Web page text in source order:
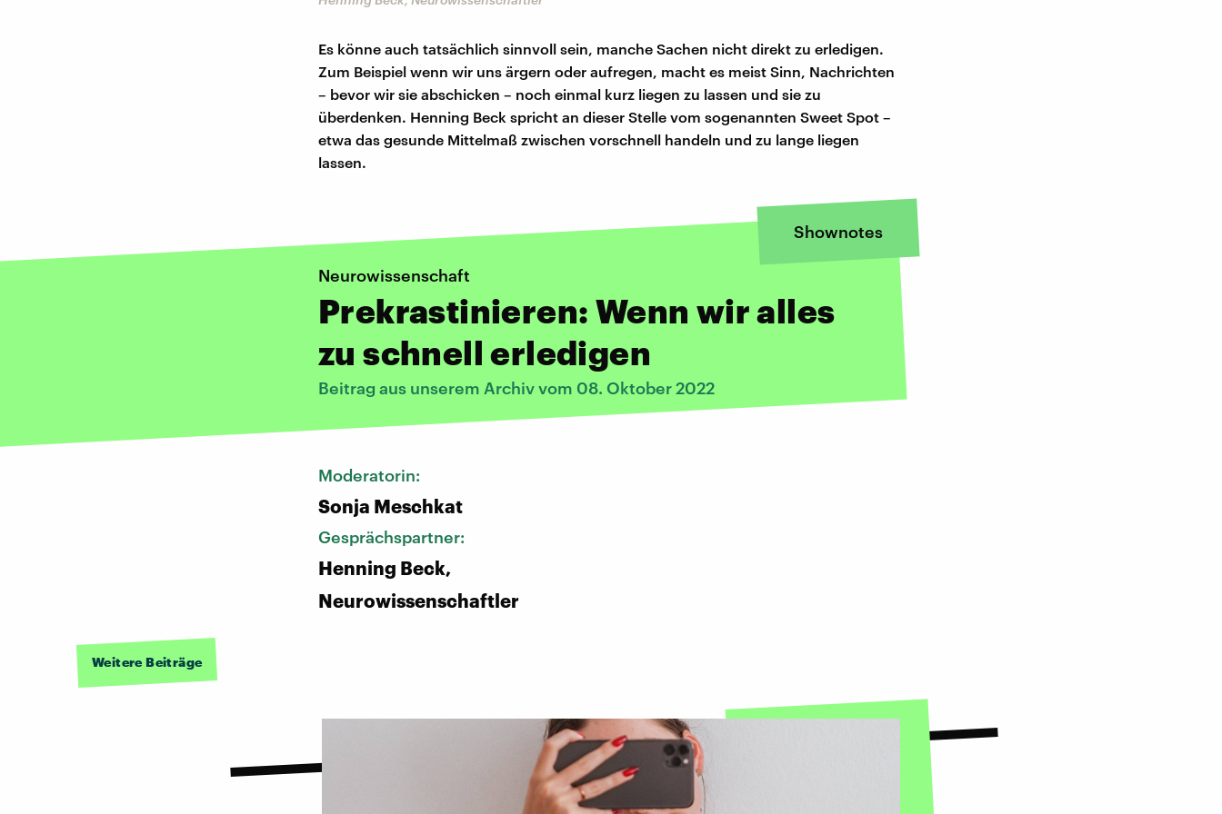
Es könne auch tatsächlich sinnvoll sein, manche Sachen nicht direkt zu erledigen.
Zum Beispiel wenn wir uns ärgern oder aufregen, macht es meist Sinn, Nachrichten
– bevor wir sie abschicken – noch einmal kurz liegen zu lassen und sie zu
überdenken. Henning Beck spricht an dieser Stelle vom sogenannten Sweet Spot –
etwa das gesunde Mittelmaß zwischen vorschnell handeln und zu lange liegen
lassen.
Shownotes
Neurowissenschaft
Prekrastinieren: Wenn wir alles
zu schnell erledigen
Beitrag aus unserem Archiv vom 08. Oktober 2022
Moderatorin:
Sonja Meschkat
Gesprächspartner:
Henning Beck,
Neurowissenschaftler
Weitere Beiträge